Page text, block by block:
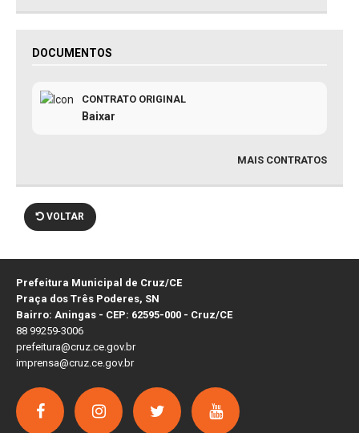
DOCUMENTOS
CONTRATO ORIGINAL
Baixar
MAIS CONTRATOS
VOLTAR
Prefeitura Municipal de Cruz/CE
Praça dos Três Poderes, SN
Bairro: Aningas - CEP: 62595-000 - Cruz/CE
88 99259-3006
prefeitura@cruz.ce.gov.br
imprensa@cruz.ce.gov.br